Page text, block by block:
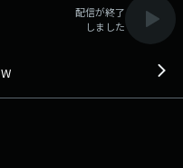
配信が終了
しました